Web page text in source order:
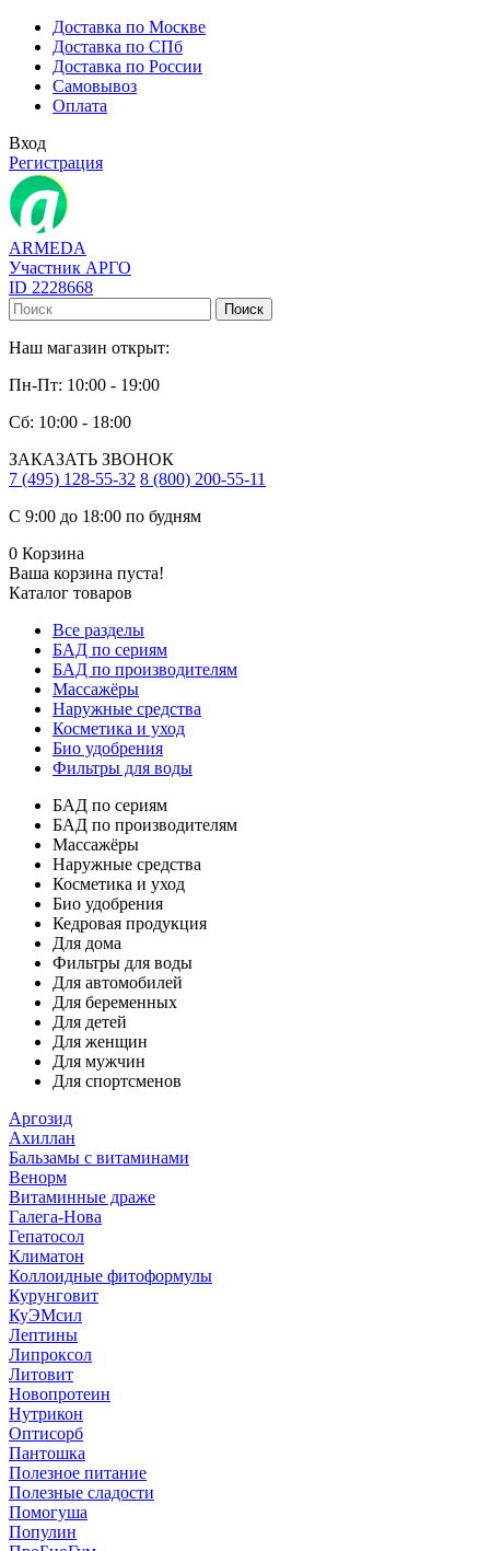
Доставка по Москве
Доставка по СПб
Доставка по России
Самовывоз
Оплата
Вход
Регистрация
ARMEDA
Участник АРГО
ID 2228668
Поиск
Наш магазин открыт:
Пн-Пт: 10:00 - 19:00
Сб: 10:00 - 18:00
ЗАКАЗАТЬ ЗВОНОК
7 (495) 128-55-32 8 (800) 200-55-11
С 9:00 до 18:00 по будням
0 Корзина
Ваша корзина пуста!
Каталог товаров
Все разделы
БАД по сериям
БАД по производителям
Массажёры
Наружные средства
Косметика и уход
Био удобрения
Фильтры для воды
БАД по сериям
БАД по производителям
Массажёры
Наружные средства
Косметика и уход
Био удобрения
Кедровая продукция
Для дома
Фильтры для воды
Для автомобилей
Для беременных
Для детей
Для женщин
Для мужчин
Для спортсменов
Аргозид
Ахиллан
Бальзамы с витаминами
Венорм
Витаминные драже
Галега-Нова
Гепатосол
Климатон
Коллоидные фитоформулы
Курунговит
КуЭМсил
Лептины
Липроксол
Литовит
Новопротеин
Нутрикон
Оптисорб
Пантошка
Полезное питание
Полезные сладости
Помогуша
Популин